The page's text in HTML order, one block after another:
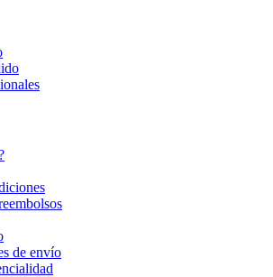
de envío